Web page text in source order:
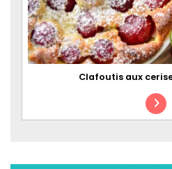
Clafoutis aux